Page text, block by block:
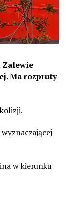
Zalewie
Ma rozpruty
w kierunku